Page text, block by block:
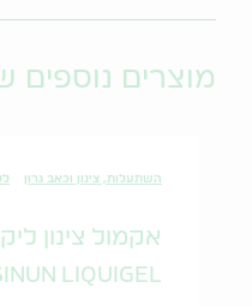
מוצרים
השתעלות, צינון וכאב גרון
אקמול צינון
LIQUIGEL